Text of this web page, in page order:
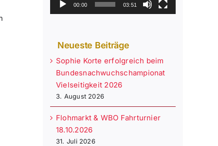
00:00 03:51
Neueste Beiträge
Sophie Korte erfolgreich beim
Bundesnachwuchschampionat
Vielseitigkeit 2026
3. August 2026
Flohmarkt & WBO Fahrturnier
18.10.2026
31. Juli 2026